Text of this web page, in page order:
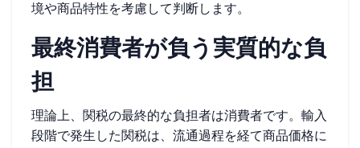
境や商品特性を考慮して判断します。
最終消費者が負う実質的な負
担
理論上、関税の最終的な負担者は消費者です。輸入
段階で発生した関税は、流通過程を経て商品価格に